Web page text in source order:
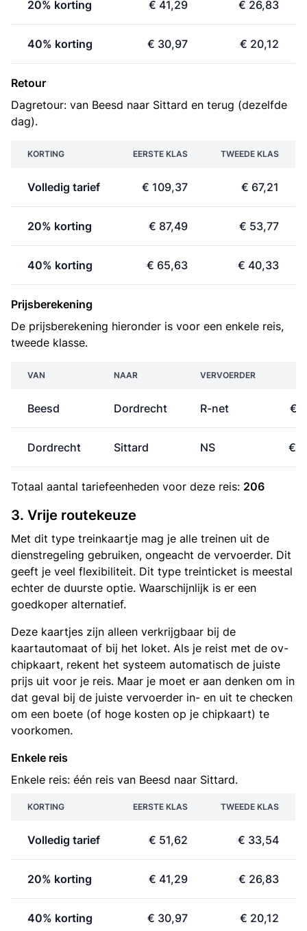
20% korting € 41,29 € 26,83
40% korting € 30,97 € 20,12
Retour
Dagretour: van Beesd naar Sittard en terug (dezelfde
dag).
KORTING EERSTE KLAS TWEEDE KLAS
Volledig tarief € 109,37 € 67,21
20% korting € 87,49 € 53,77
40% korting € 65,63 € 40,33
Prijsberekening
De prijsberekening hieronder is voor een enkele reis,
tweede klasse.
VAN NAAR VERVOERDER
Beesd Dordrecht R-net €
Dordrecht Sittard NS €
Totaal aantal tariefeenheden voor deze reis: 206
3. Vrije routekeuze
Met dit type treinkaartje mag je alle treinen uit de
dienstregeling gebruiken, ongeacht de vervoerder. Dit
geeft je veel flexibiliteit. Dit type treinticket is meestal
echter de duurste optie. Waarschijnlijk is er een
goedkoper alternatief.
Deze kaartjes zijn alleen verkrijgbaar bij de
kaartautomaat of bij het loket. Als je reist met de ov-
chipkaart, rekent het systeem automatisch de juiste
prijs uit voor je reis. Maar je moet er aan denken om in
dat geval bij de juiste vervoerder in- en uit te checken
om een boete (of hoge kosten op je chipkaart) te
voorkomen.
Enkele reis
Enkele reis: één reis van Beesd naar Sittard.
KORTING EERSTE KLAS TWEEDE KLAS
Volledig tarief € 51,62 € 33,54
20% korting € 41,29 € 26,83
40% korting € 30,97 € 20,12